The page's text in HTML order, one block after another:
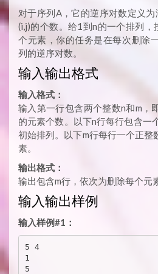
对于序列A，它的逆序对数定义
(i,j)的个数。给1到n的一个排列，
个元素，你的任务是在每次删除
列的逆序对数。
输入输出格式
输入格式：
输入第一行包含两个整数n和m，
的元素个数。以下n行每行包含一
初始排列。以下m行每行一个正整
素。
输出格式：
输出包含m行，依次为删除每个元
输入输出样例
输入样例#1：
5 4
1
5